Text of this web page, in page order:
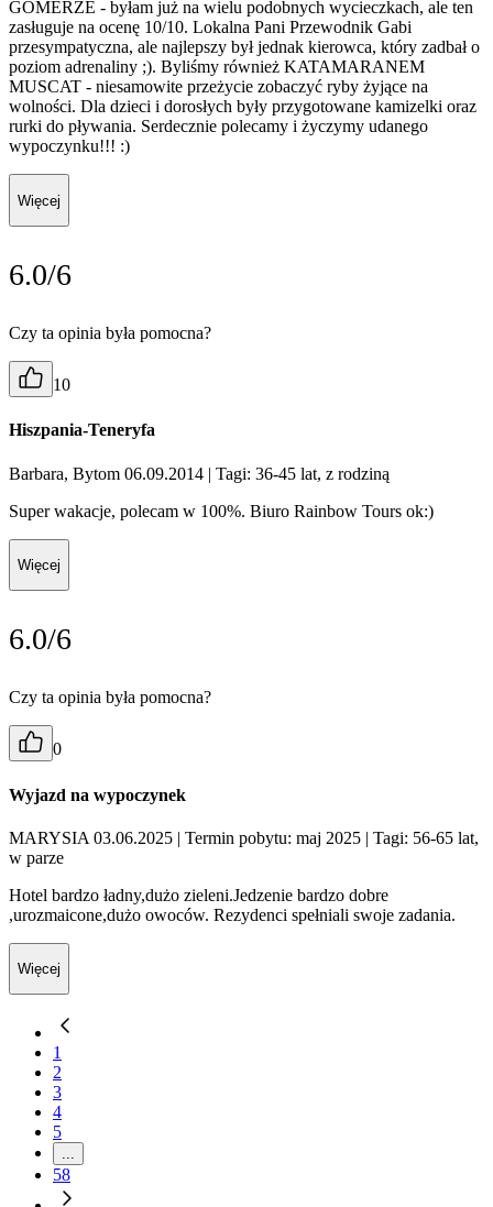
GOMERZE - byłam już na wielu podobnych wycieczkach, ale ten
zasługuje na ocenę 10/10. Lokalna Pani Przewodnik Gabi
przesympatyczna, ale najlepszy był jednak kierowca, który zadbał o
poziom adrenaliny ;). Byliśmy również KATAMARANEM
MUSCAT - niesamowite przeżycie zobaczyć ryby żyjące na
wolności. Dla dzieci i dorosłych były przygotowane kamizelki oraz
rurki do pływania. Serdecznie polecamy i życzymy udanego
wypoczynku!!! :)
Więcej
6.0/6
Czy ta opinia była pomocna?
10
Hiszpania-Teneryfa
Barbara, Bytom 06.09.2014 | Tagi: 36-45 lat, z rodziną
Super wakacje, polecam w 100%. Biuro Rainbow Tours ok:)
Więcej
6.0/6
Czy ta opinia była pomocna?
0
Wyjazd na wypoczynek
MARYSIA 03.06.2025 | Termin pobytu: maj 2025 | Tagi: 56-65 lat,
w parze
Hotel bardzo ładny,dużo zieleni.Jedzenie bardzo dobre
,urozmaicone,dużo owoców. Rezydenci spełniali swoje zadania.
Więcej
1
2
3
4
5
...
58